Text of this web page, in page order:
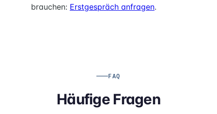
brauchen: Erstgespräch anfragen.
FAQ
Häufige Fragen